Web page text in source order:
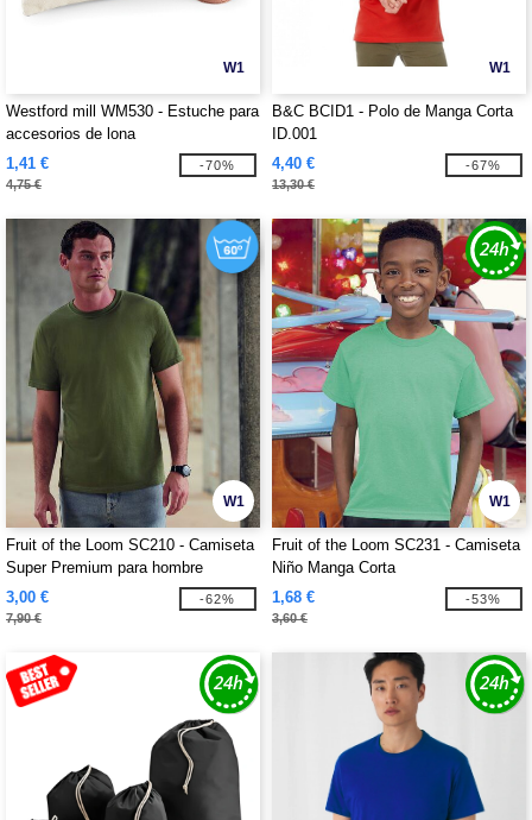
W1
Westford mill WM530 - Estuche para
accesorios de lona
1,41 €
4,75 €
-70%
W1
B&C BCID1 - Polo de Manga Corta
ID.001
4,40 €
13,30 €
-67%
W1
Fruit of the Loom SC210 - Camiseta
Super Premium para hombre
3,00 €
7,90 €
-62%
W1
Fruit of the Loom SC231 - Camiseta
Niño Manga Corta
1,68 €
3,60 €
-53%